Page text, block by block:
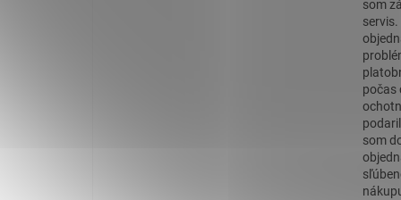
som
počas
som